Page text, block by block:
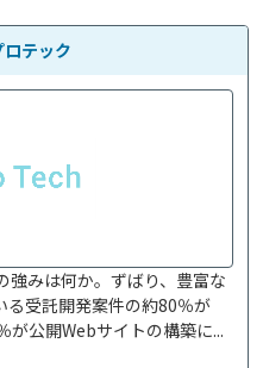
テック
強みは何か。ずばり、豊富な
る受託開発案件の約80％が
が公開Webサイトの構築に...